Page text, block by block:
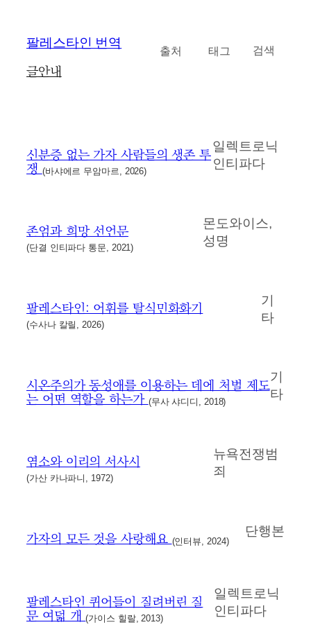
팔레스타인 번역
글안내
카테고리 태그 검색
신분증 없는 가자 사람들의 생존 투
쟁(바샤에르 무암마르, 2026)
일렉트로닉
인티파다
존엄과 희망 선언문
(단결 인티파다 통문, 2021)
몬도와이스
성명
팔레스타인: 어휘를 탈식민화화기
(수사나 칼릴, 2026)
기
타
시온주의가 동성애를 이용하는 데에 처벌 제도
는 어떤 역할을 하는가(무사 샤디디, 2018)
기
타
염소와 이리의 서사시
(가산 카나파니, 1972)
뉴욕전쟁범
죄
가자의 모든 것을 사랑해요(인터뷰, 2024)
단행본
팔레스타인 퀴어들이 질려버린 질
문 여덟 개(가이스 힐랄, 2013)
일렉트로닉
인티파다